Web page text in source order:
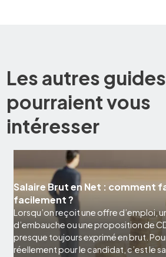
Les autres
pourraient vous
intéresser
Salaire Brut en Net : comment
facilement ?
Lorsqu’on reçoit une offre d’emploi,
d’embauche ou une proposition de
presque toujours exprimé en brut.
réellement pour le candidat, c’est le